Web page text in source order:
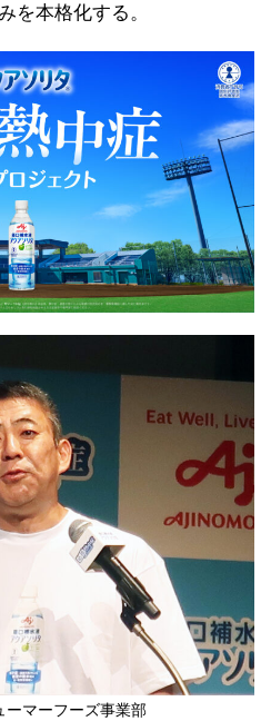
を本格化する。
ーマーフーズ事業部